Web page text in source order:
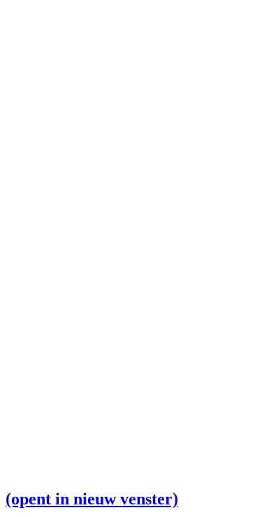
(opent in nieuw venster)